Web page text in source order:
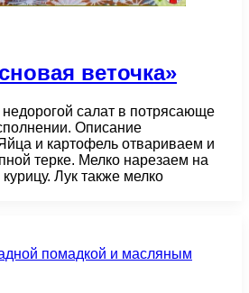
веточка»
салат в потрясающе
Описание
и картофель отвариваем и
терке. Мелко нарезаем на
Лук также мелко
помадкой и масляным